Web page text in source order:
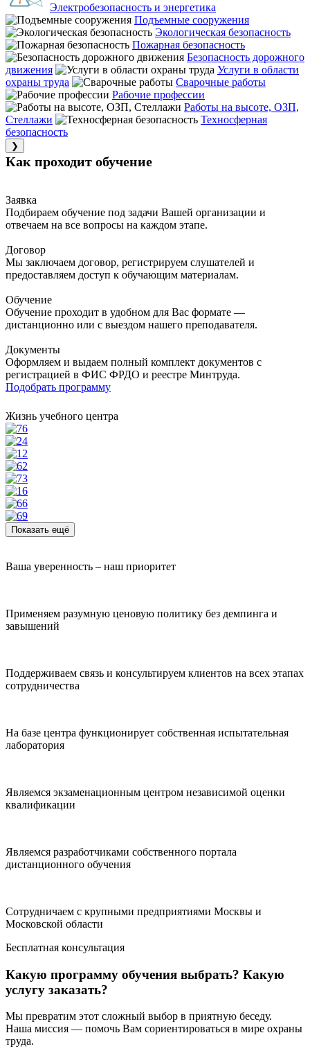
Электробезопасность и энергетика
Подъемные сооружения
Экологическая безопасность
Пожарная безопасность
Безопасность дорожного
движения
Услуги в области
охраны труда
Сварочные работы
Рабочие профессии
Работы на высоте, ОЗП,
Стеллажи
Техносферная
безопасность
❯
Как проходит обучение
Заявка
Подбираем обучение под задачи Вашей организации и
отвечаем на все вопросы на каждом этапе.
Договор
Мы заключаем договор, регистрируем слушателей и
предоставляем доступ к обучающим материалам.
Обучение
Обучение проходит в удобном для Вас формате —
дистанционно или с выездом нашего преподавателя.
Документы
Оформляем и выдаем полный комплект документов с
регистрацией в ФИС ФРДО и реестре Минтруда.
Подобрать программу
Жизнь учебного центра
Показать ещё
Ваша уверенность – наш приоритет
Применяем разумную ценовую политику без демпинга и
завышений
Поддерживаем связь и консультируем клиентов на всех этапах
сотрудничества
На базе центра функционирует собственная испытательная
лаборатория
Являемся экзаменационным центром независимой оценки
квалификации
Являемся разработчиками собственного портала
дистанционного обучения
Сотрудничаем с крупными предприятиями Москвы и
Московской области
Бесплатная консультация
Какую программу обучения выбрать? Какую
услугу заказать?
Мы превратим этот сложный выбор в приятную беседу.
Наша миссия — помочь Вам сориентироваться в мире охраны
труда.